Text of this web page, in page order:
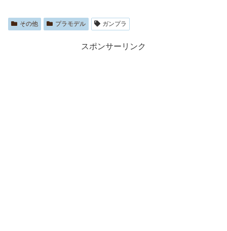
その他 プラモデル ガンプラ
スポンサーリンク